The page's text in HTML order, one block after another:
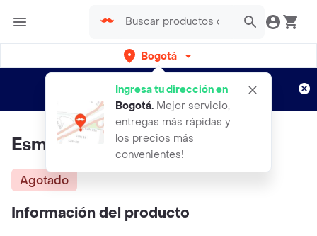
Bogotá
Ingresa tu dirección en
Bogotá. Mejor servicio,
entregas más rápidas y
los precios más
convenientes!
envíos gratis por semanas
Aplican TyC
Esmalte Tr O-P-I Gloss
Agotado
Información del producto